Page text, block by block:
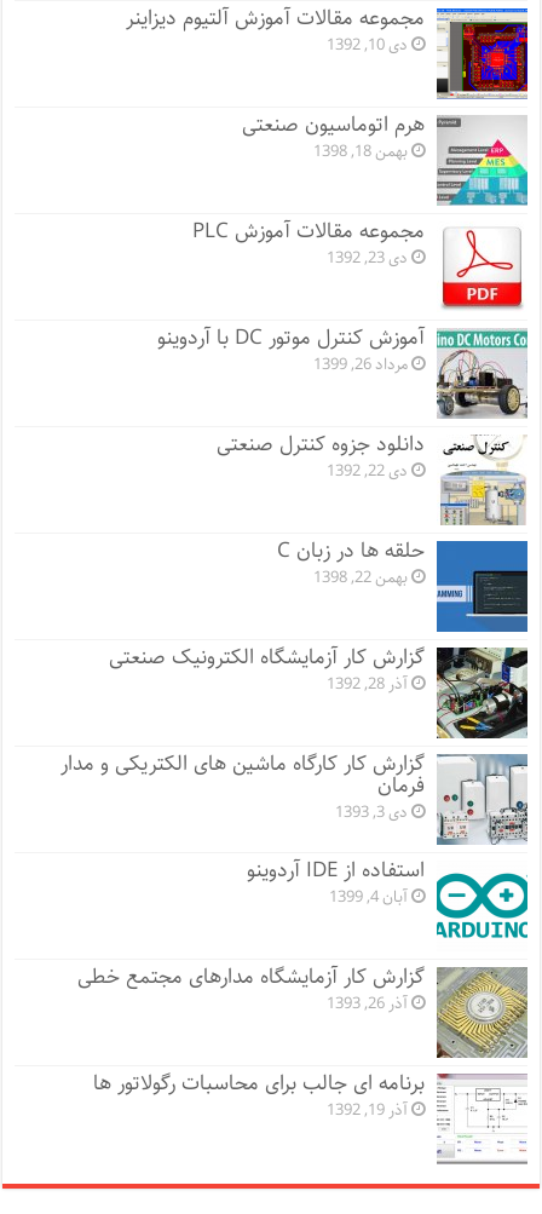
مجموعه مقالات آموزش آلتیوم دیزاینر
دی 10, 1392
هرم اتوماسیون صنعتی
بهمن 18, 1398
مجموعه مقالات آموزش PLC
دی 23, 1392
آموزش کنترل موتور DC با آردوینو
مرداد 26, 1399
دانلود جزوه کنترل صنعتی
دی 22, 1392
حلقه ها در زبان C
بهمن 22, 1398
گزارش کار آزمایشگاه الکترونیک صنعتی
آذر 28, 1392
گزارش کار کارگاه ماشین های الکتریکی و مدار
فرمان
دی 3, 1393
استفاده از IDE آردوینو
آبان 4, 1399
گزارش کار آزمایشگاه مدارهای مجتمع خطی
آذر 26, 1393
برنامه ای جالب برای محاسبات رگولاتور ها
آذر 19, 1392